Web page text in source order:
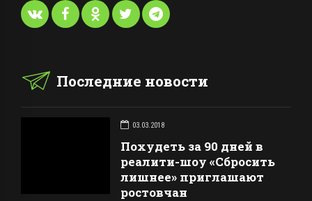
Последние новости
03.03.2018
Похудеть за 90 дней в
реалити-шоу «Сбросить
лишнее» приглашают
ростовчан